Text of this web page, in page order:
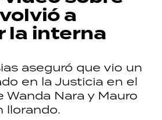
a
la interna
aseguró que vio un
en la Justicia en el
Wanda Nara y Mauro
llorando.